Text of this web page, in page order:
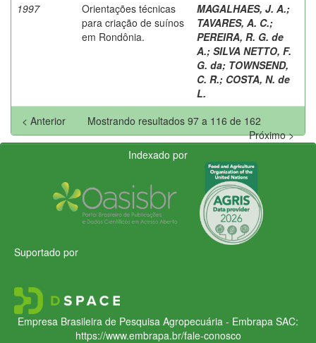
1997
Orientações técnicas
para criação de suínos
em Rondônia.
MAGALHAES, J. A.;
TAVARES, A. C.;
PEREIRA, R. G. de
A.; SILVA NETTO, F.
G. da; TOWNSEND,
C. R.; COSTA, N. de
L.
Mostrando resultados 97 a 116 de 162
< Anterior
Próximo >
Indexado por
Suportado por
Empresa Brasileira de Pesquisa Agropecuária - Embrapa SAC:
https://www.embrapa.br/fale-conosco